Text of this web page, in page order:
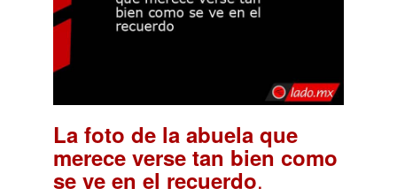
La foto de la abuela que
merece verse tan bien como
se ve en el recuerdo.